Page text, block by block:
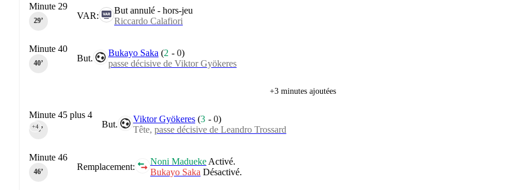
VAR:
But annulé - hors-jeu
Riccardo Calafiori
Minute 29
29‎’‎
But.
Bukayo Saka (2 -0)
passe décisive de Viktor Gyökeres
Minute 40
40‎’‎
+3 minutes ajoutées
But.
Viktor Gyökeres (3 -0)
Tête, passe décisive de Leandro Trossard
Minute 45 plus 4
45‎’‎
+4
Remplacement:
Noni Madueke Activé.
Bukayo Saka Désactivé.
Minute 46
46‎’‎